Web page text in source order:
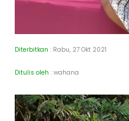
Diterbitkan : Rabu, 27 Okt 2021
Ditulis oleh : wahana